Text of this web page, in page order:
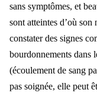
sans symptômes, et
sont atteintes d’où
constater des signes
bourdonnements dans
(écoulement de sang
pas soignée, elle peut